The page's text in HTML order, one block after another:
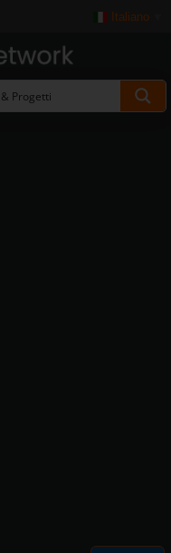
Italiano